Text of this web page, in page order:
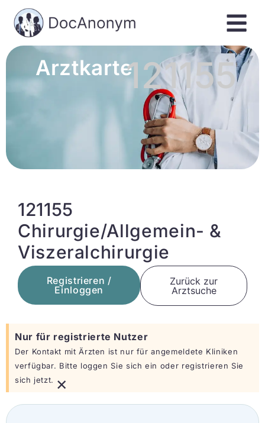
Arztkarte121155
121155
Chirurgie/Allgemein- &
Viszeralchirurgie
Registrieren /
Einloggen
Zurück zur
Arztsuche
Nur für registrierte Nutzer
Der Kontakt mit Ärzten ist nur für angemeldete Kliniken
verfügbar. Bitte loggen Sie sich ein oder registrieren Sie
sich jetzt. ×